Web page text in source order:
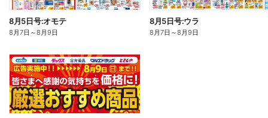
8月5日号:オモテ
8月7日 ～8月9日
8月5日号:ウラ
8月7日 ～8月9日